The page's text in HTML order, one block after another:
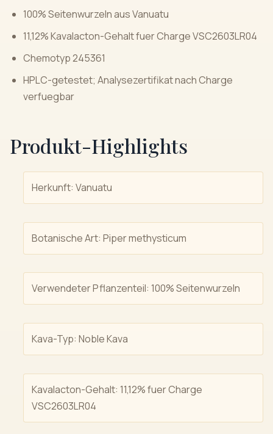
100% Seitenwurzeln aus Vanuatu
11,12% Kavalacton-Gehalt fuer Charge VSC2603LR04
Chemotyp 245361
HPLC-getestet; Analysezertifikat nach Charge
verfuegbar
Produkt-Highlights
Herkunft: Vanuatu
Botanische Art: Piper methysticum
Verwendeter Pflanzenteil: 100% Seitenwurzeln
Kava-Typ: Noble Kava
Kavalacton-Gehalt: 11,12% fuer Charge
VSC2603LR04